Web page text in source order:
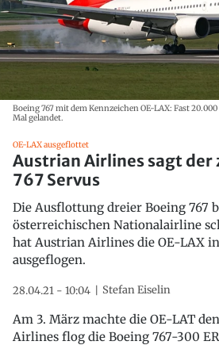
Boeing 767 mit dem Kennzeichen OE-LAX: Fast 20.000
Mal gelandet.
OE-LAX ausgeflottet
Austrian Airlines sagt der
767 Servus
Die Ausflottung dreier Boeing 767
österreichischen Nationalairline
hat Austrian Airlines die OE-LAX
ausgeflogen.
28.04.21 - 10:04 Stefan Eiselin
Am 3. März machte die OE-LAT
Airlines flog die Boeing 767-300